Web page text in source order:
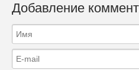
Добавление